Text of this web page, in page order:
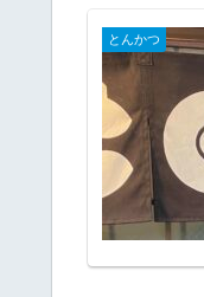
とんかつ